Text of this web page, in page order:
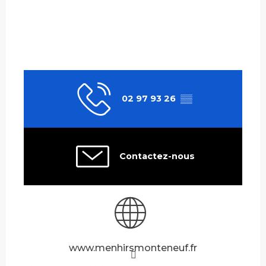
02 97 93 26 ▒▒
Contactez-nous
www.menhirsmonteneuf.fr